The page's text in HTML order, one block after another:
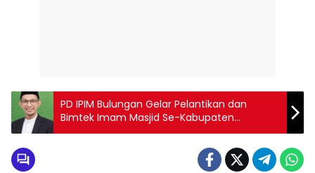
PD IPIM Bulungan Gelar Pelantikan dan
Bimtek Imam Masjid Se-Kabupaten
Bulungan